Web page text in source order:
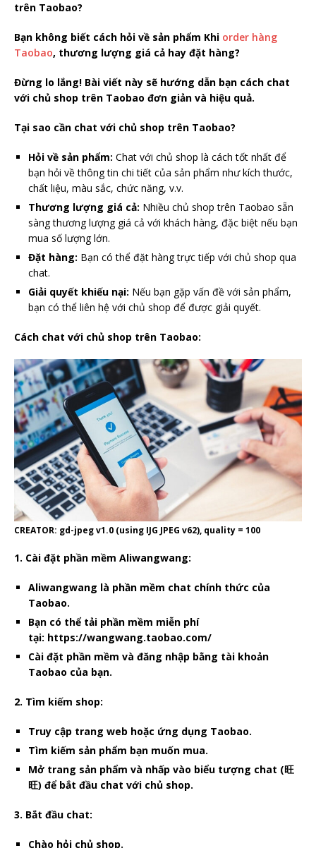
trên Taobao?
Bạn không biết cách hỏi về sản phẩm Khi order hàng
Taobao, thương lượng giá cả hay đặt hàng?
Đừng lo lắng! Bài viết này sẽ hướng dẫn bạn cách chat
với chủ shop trên Taobao đơn giản và hiệu quả.
Tại sao cần chat với chủ shop trên Taobao?
Hỏi về sản phẩm: Chat với chủ shop là cách tốt nhất để
bạn hỏi về thông tin chi tiết của sản phẩm như kích thước,
chất liệu, màu sắc, chức năng, v.v.
Thương lượng giá cả: Nhiều chủ shop trên Taobao sẵn
sàng thương lượng giá cả với khách hàng, đặc biệt nếu bạn
mua số lượng lớn.
Đặt hàng: Bạn có thể đặt hàng trực tiếp với chủ shop qua
chat.
Giải quyết khiếu nại: Nếu bạn gặp vấn đề với sản phẩm,
bạn có thể liên hệ với chủ shop để được giải quyết.
Cách chat với chủ shop trên Taobao:
CREATOR: gd-jpeg v1.0 (using IJG JPEG v62), quality = 100
1. Cài đặt phần mềm Aliwangwang:
Aliwangwang là phần mềm chat chính thức của
Taobao.
Bạn có thể tải phần mềm miễn phí
tại: https://wangwang.taobao.com/
Cài đặt phần mềm và đăng nhập bằng tài khoản
Taobao của bạn.
2. Tìm kiếm shop:
Truy cập trang web hoặc ứng dụng Taobao.
Tìm kiếm sản phẩm bạn muốn mua.
Mở trang sản phẩm và nhấp vào biểu tượng chat (旺
旺) để bắt đầu chat với chủ shop.
3. Bắt đầu chat:
Chào hỏi chủ shop.